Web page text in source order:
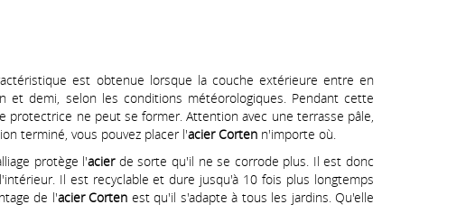
est obtenue lorsque la couche extérieure entre en
et demi, selon les conditions météorologiques. Pendant cette
protectrice ne peut se former. Attention avec une terrasse pâle,
terminé, vous pouvez placer l'acier Corten n'importe où.
protège l'acierde sorte qu'il ne se corrode plus. Il est donc
Il est recyclable et dure jusqu'à 10 fois plus longtemps
de l'acier Corten est qu'il s'adapte à tous les jardins. Qu'elle